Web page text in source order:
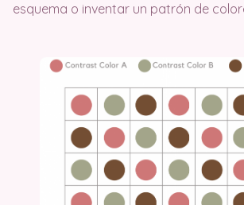
esquema o inventar un patrón de